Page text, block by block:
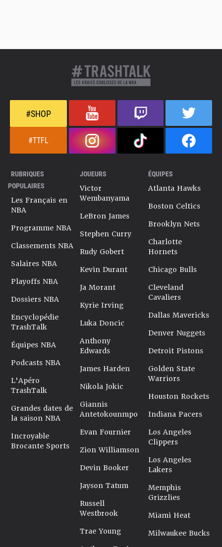
#SHOP
#TTFL
RUBRIQUES
POPULAIRES
Les Français en
NBA
Programme NBA
Classements NBA
Salaires NBA
Playoffs NBA
Dossiers NBA
Encyclopédie
TrashTalk
Équipes NBA
Podcasts NBA
L'Apéro
TrashTalk
Grandes dates de
la saison NBA
Incroyable
Brocante Sports
JOUEURS
Victor
Wembanyama
LeBron James
Stephen Curry
Rudy Gobert
Kevin Durant
Ja Morant
Kyrie Irving
Luka Doncic
Anthony
Edwards
James Harden
Nikola Jokic
Giannis
Antetokounmpo
Evan Fournier
Zion Williamson
Devin Booker
Jayson Tatum
Russell
Westbrook
Trae Young
ÉQUIPES
Atlanta Hawks
Boston Celtics
Brooklyn Nets
Charlotte
Hornets
Chicago Bulls
Cleveland
Cavaliers
Dallas Mavericks
Denver Nuggets
Detroit Pistons
Golden State
Warriors
Houston Rockets
Indiana Pacers
Los Angeles
Clippers
Los Angeles
Lakers
Memphis
Grizzlies
Miami Heat
Milwaukee Bucks